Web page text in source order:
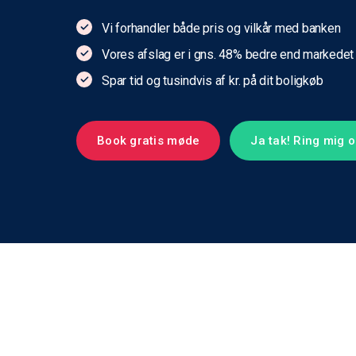
Vi forhandler både pris og vilkår med banken
Vores afslag er i gns. 48% bedre end markedet
Spar tid og tusindvis af kr. på dit boligkøb
Book gratis møde Ja tak! Ring mig